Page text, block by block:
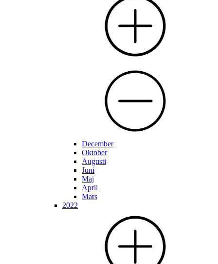
December
Oktober
Augusti
Juni
Maj
April
Mars
2022